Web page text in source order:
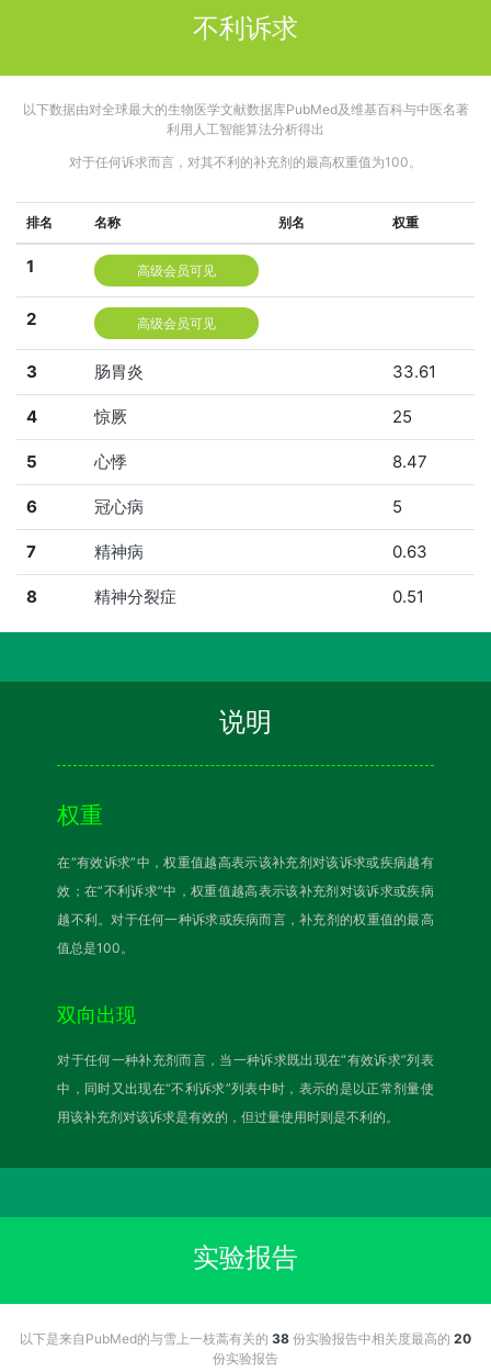
不利诉求
以下数据由对全球最大的生物医学文献数据库PubMed及维基百科与中医名著
利用人工智能算法分析得出
对于任何诉求而言，对其不利的补充剂的最高权重值为100。
排名 名称 别名 权重
1 高级会员可见
2 高级会员可见
3 肠胃炎 33.61
4 惊厥 25
5 心悸 8.47
6 冠心病 5
7 精神病 0.63
8 精神分裂症 0.51
说明
权重
在“有效诉求”中，权重值越高表示该补充剂对该诉求或疾病越有
效；在“不利诉求”中，权重值越高表示该补充剂对该诉求或疾病
越不利。对于任何一种诉求或疾病而言，补充剂的权重值的最高
值总是100。
双向出现
对于任何一种补充剂而言，当一种诉求既出现在“有效诉求”列表
中，同时又出现在“不利诉求”列表中时，表示的是以正常剂量使
用该补充剂对该诉求是有效的，但过量使用时则是不利的。
实验报告
以下是来自PubMed的与雪上一枝蒿有关的 38 份实验报告中相关度最高的 20
份实验报告